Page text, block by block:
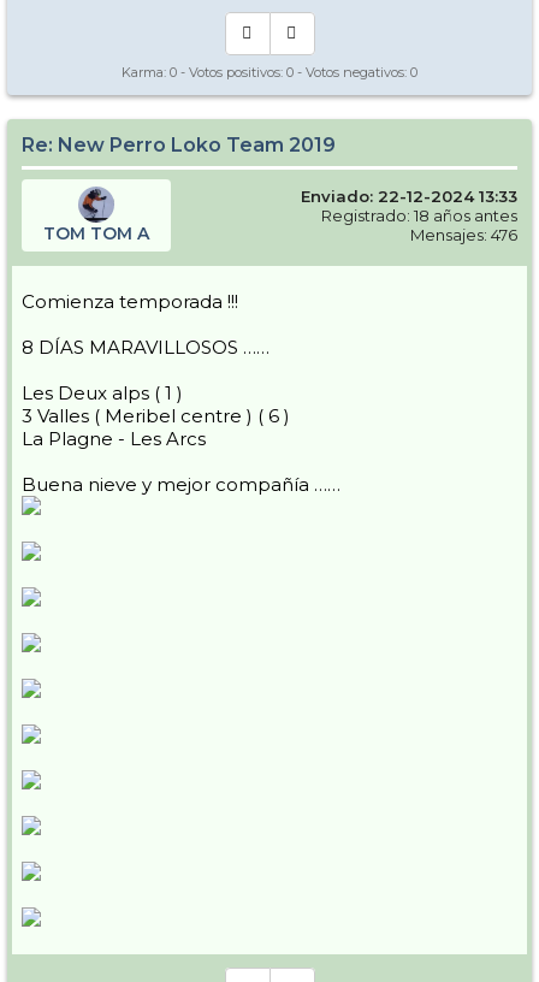
Karma: 0 - Votos positivos: 0 - Votos negativos: 0
Re: New Perro Loko Team 2019
TOM TOM A
Enviado: 22-12-2024 13:33
Registrado: 18 años antes
Mensajes: 476
Comienza temporada !!!
8 DÍAS MARAVILLOSOS ……
Les Deux alps ( 1 )
3 Valles ( Meribel centre ) ( 6 )
La Plagne - Les Arcs
Buena nieve y mejor compañía ……